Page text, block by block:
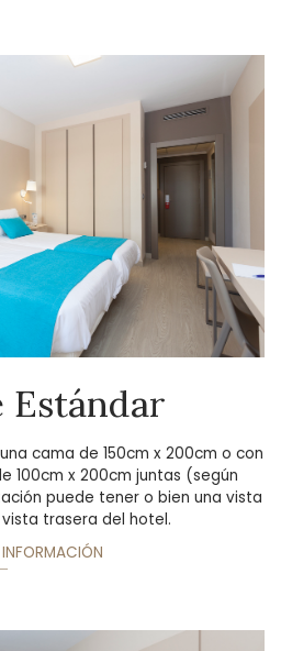
Estándar
cama de 150cm x 200cm o con
100cm x 200cm juntas (según
puede tener o bien una vista
trasera del hotel.